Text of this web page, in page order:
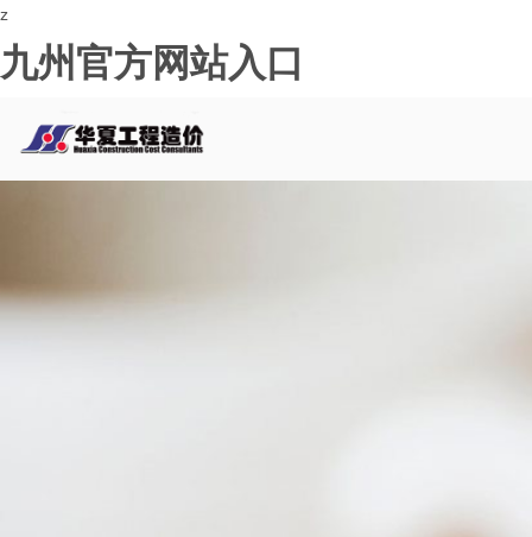
z
九州官方网站入口